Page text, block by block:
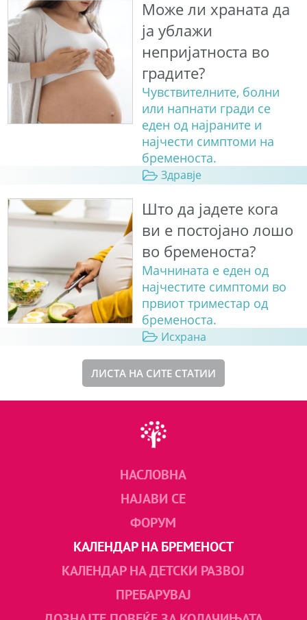
Може ли храната да
ја ублажи
непријатноста во
градите?
Чувствителните, болни
или напнати гради се
еден од најраните и
најчести симптоми на
бременоста.
Здравје
Што да јадете кога
ви е постојано лошо
во бременоста?
Мачнината е еден од
најчестите симптоми во
првиот триместар од
бременоста.
Исхрана
ЛИСТА НА СИТЕ СТАТИИ
НАСЛОВНА
НАЈАВИ СЕ
ФОРУМ
КАЛЕНДАР НА БРЕМЕНОСТ
КАЛЕНДАР НА ДЕТСКИ РАЗВОЈ
ПРЕБАРУВАЈ